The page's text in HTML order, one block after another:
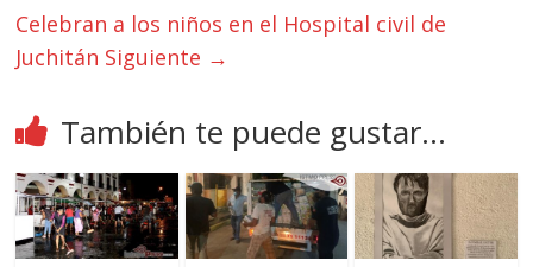
Celebran a los niños en el Hospital civil de
Juchitán Siguiente →
También te puede gustar...